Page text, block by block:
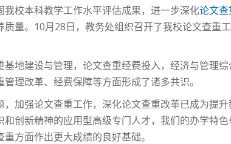
校本科教学工作水平评估成果，进一步深化论文查
量。10月28日，教务处组织召开了我校论文查重
地建设与管理，论文查重经费投入，经济与管理
理改革、经费保障等方面形成了诸多共识。
加强论文查重工作，深化论文查重改革已成为提
创新精神的应用型高级专门人才，我们的办学特
方面作出更大成绩的良好基础。